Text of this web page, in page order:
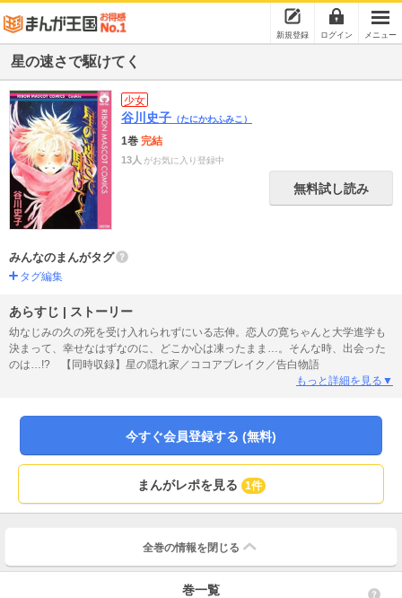
新規登録 ログイン メニュー
星の速さで駆けてく
少女
谷川史子 （たにかわふみこ）
1巻 完結
13人 がお気に入り登録中
無料試し読み
みんなのまんがタグ
タグ編集
あらすじ | ストーリー
幼なじみの久の死を受け入れられずにいる志伸。恋人の寛ちゃんと大学進学も
決まって、幸せなはずなのに、どこか心は凍ったまま…。そんな時、出会った
のは…!? 【同時収録】星の隠れ家／ココアブレイク／告白物語
もっと詳細を見る▼
今すぐ会員登録する (無料)
まんがレポを見る 1件
全巻の情報を 閉じる
巻一覧